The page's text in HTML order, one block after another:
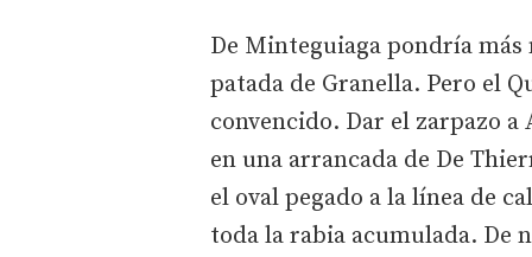
De Minteguiaga pondría
patada de Granella. Pero el
convencido. Dar el zarpazo
en una arrancada de De
el oval pegado a la línea de
toda la rabia acumulada. De